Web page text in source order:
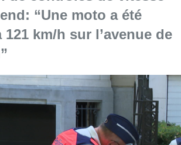
Consulter l'article "Marathon de contrôles